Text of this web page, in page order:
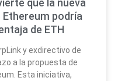
que la nueva
Ethereum podría
de ETH
y exdirectivo de
a la propuesta de
Esta iniciativa,